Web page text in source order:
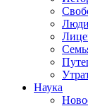
Люди
Наука